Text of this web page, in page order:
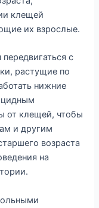
клещей
их взрослые.
с
растущие по
нижние
от клещей, чтобы
и другим
возраста
на